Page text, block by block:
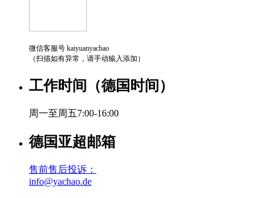
微信客服号 kaiyuanyachao
（扫描如有异常，请手动输入添加）
工作时间（德国时间）
周一至周五7:00-16:00
德国亚超邮箱
售前售后投诉：
info@yachao.de